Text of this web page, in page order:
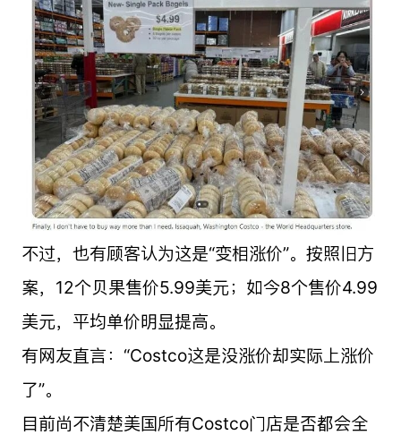
不过，也有顾客认为这是“变相涨价”。按照旧方
案，12个贝果售价5.99美元；如今8个售价4.99
美元，平均单价明显提高。
有网友直言：“Costco这是没涨价却实际上涨价
了”。
目前尚不清楚美国所有Costco门店是否都会全